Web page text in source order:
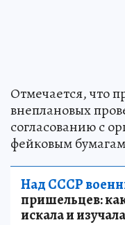
Отмечается, что
внеплановых
согласованию с
фейковым
Над СССР
пришельцев:
искала и